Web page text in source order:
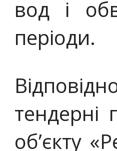
вод і
періоди.
об’єкту